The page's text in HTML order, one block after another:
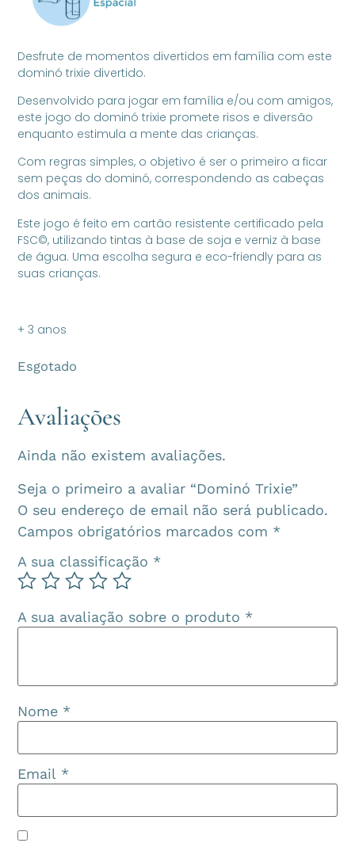
Desfrute de momentos divertidos em família com este
dominó trixie divertido.
Desenvolvido para jogar em família e/ou com amigos,
este jogo do dominó trixie promete risos e diversão
enquanto estimula a mente das crianças.
Com regras simples, o objetivo é ser o primeiro a ficar
sem peças do dominó, correspondendo as cabeças
dos animais.
Este jogo é feito em cartão resistente certificado pela
FSC©, utilizando tintas à base de soja e verniz à base
de água. Uma escolha segura e eco-friendly para as
suas crianças.
+ 3 anos
Esgotado
Avaliações
Ainda não existem avaliações.
Seja o primeiro a avaliar “Dominó Trixie”
O seu endereço de email não será publicado.
Campos obrigatórios marcados com *
A sua classificação *
A sua avaliação sobre o produto *
Nome *
Email *